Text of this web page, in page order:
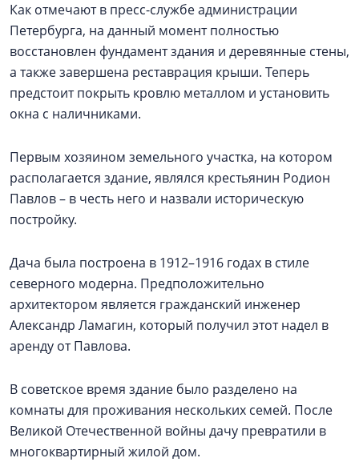
Как отмечают в пресс-службе администрации
Петербурга, на данный момент полностью
восстановлен фундамент здания и деревянные стены,
а также завершена реставрация крыши. Теперь
предстоит покрыть кровлю металлом и установить
окна с наличниками.
Первым хозяином земельного участка, на котором
располагается здание, являлся крестьянин Родион
Павлов – в честь него и назвали историческую
постройку.
Дача была построена в 1912–1916 годах в стиле
северного модерна. Предположительно
архитектором является гражданский инженер
Александр Ламагин, который получил этот надел в
аренду от Павлова.
В советское время здание было разделено на
комнаты для проживания нескольких семей. После
Великой Отечественной войны дачу превратили в
многоквартирный жилой дом.